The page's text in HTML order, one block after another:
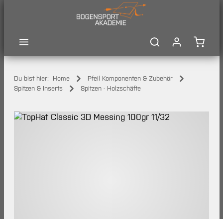
Du bist hier: Home
Pfeil Komponenten & Zubehör
Spitzen & Inserts
Spitzen - Holzschäfte
Bildergalerie überspringen